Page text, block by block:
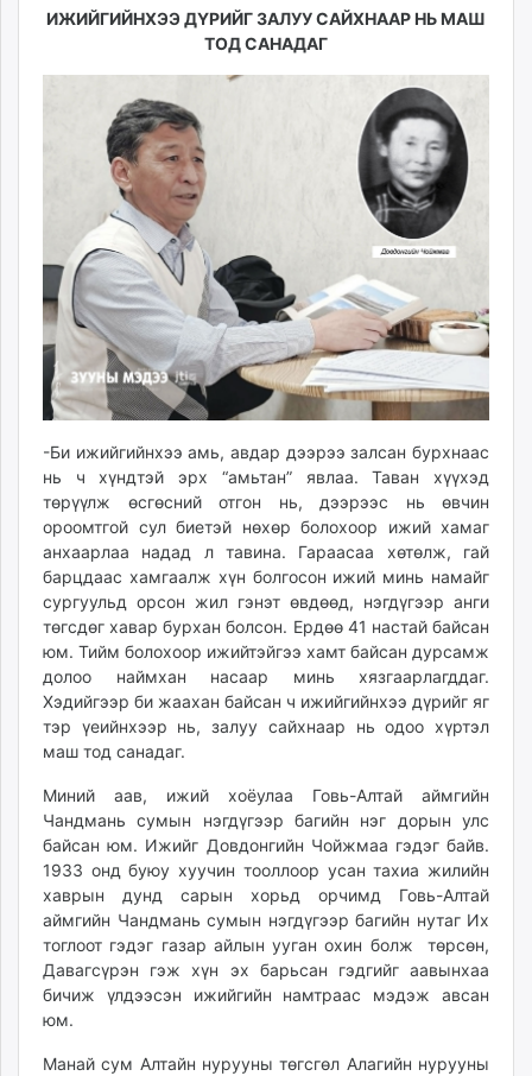
fact.mn
tumen.mn
tvmongolia.mn
unegui.mn
assa.mn
toim.mn
tac.mn
paparazzi.mn
unread.today
ИЖИЙГИЙНХЭЭ ДҮРИЙГ ЗАЛУУ САЙХНААР НЬ МАШ
ТОД САНАДАГ
-Би ижийгийнхээ амь, авдар дээрээ залсан бурхнаас
нь ч хүндтэй эрх “амьтан” явлаа. Таван хүүхэд
төрүүлж өсгөсний отгон нь, дээрээс нь өвчин
ороомтгой сул биетэй нөхөр болохоор ижий хамаг
анхаарлаа надад л тавина. Гараасаа хөтөлж, гай
барцдаас хамгаалж хүн болгосон ижий минь намайг
сургуульд орсон жил гэнэт өвдөөд, нэгдүгээр анги
төгсдөг хавар бурхан болсон. Ердөө 41 настай байсан
юм. Тийм болохоор ижийтэйгээ хамт байсан дурсамж
долоо наймхан насаар минь хязгаарлагддаг.
Хэдийгээр би жаахан байсан ч ижийгийнхээ дүрийг яг
тэр үеийнхээр нь, залуу сайхнаар нь одоо хүртэл
маш тод санадаг.
Миний аав, ижий хоёулаа Говь-Алтай аймгийн
Чандмань сумын нэгдүгээр багийн нэг дорын улс
байсан юм. Ижийг Довдонгийн Чойжмаа гэдэг байв.
1933 онд буюу хуучин тооллоор усан тахиа жилийн
хаврын дунд сарын хорьд орчимд Говь-Алтай
аймгийн Чандмань сумын нэгдүгээр багийн нутаг Их
тоглоот гэдэг газар айлын ууган охин болж төрсөн,
Давагсүрэн гэж хүн эх барьсан гэдгийг аавынхаа
бичиж үлдээсэн ижийгийн намтраас мэдэж авсан
юм.
Манай сум Алтайн нурууны төгсгөл Алагийн нурууны